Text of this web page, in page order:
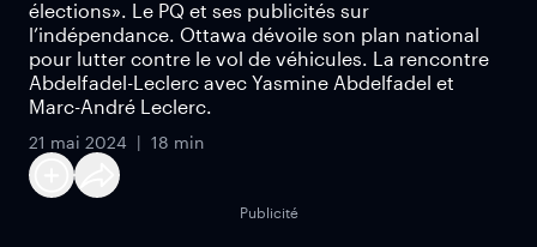
élections». Le PQ et ses publicités sur
l’indépendance. Ottawa dévoile son plan national
pour lutter contre le vol de véhicules. La rencontre
Abdelfadel-Leclerc avec Yasmine Abdelfadel et
Marc-André Leclerc.
21 mai 2024 18 min
Publicité